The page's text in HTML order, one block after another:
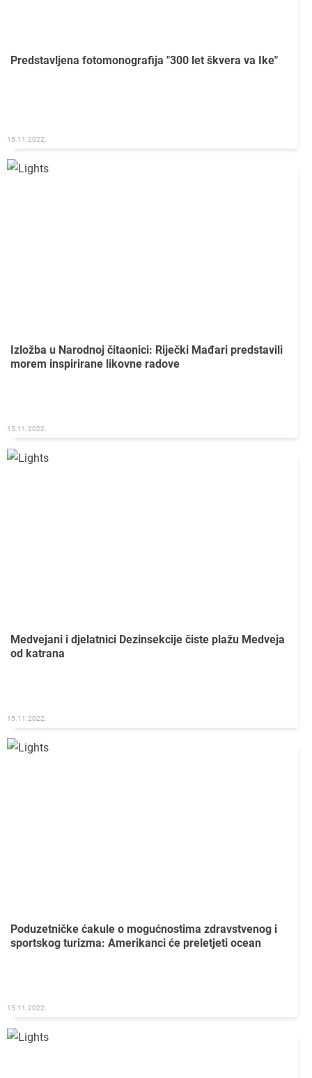
Predstavljena fotomonografija "300 let škvera va Ike"
15.11.2022.
Izložba u Narodnoj čitaonici: Riječki Mađari predstavili
morem inspirirane likovne radove
15.11.2022.
Medvejani i djelatnici Dezinsekcije čiste plažu Medveja
od katrana
15.11.2022.
Poduzetničke ćakule o mogućnostima zdravstvenog i
sportskog turizma: Amerikanci će preletjeti ocean
15.11.2022.